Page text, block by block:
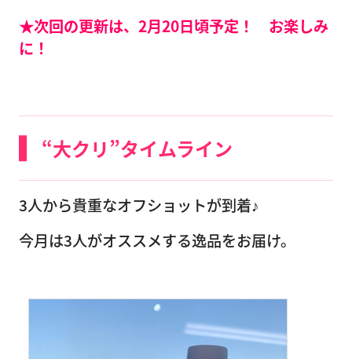
★次回の更新は、2月20日頃予定！ お楽しみ
に！
“大クリ”タイムライン
3人から貴重なオフショットが到着♪
今月は3人がオススメする逸品をお届け。